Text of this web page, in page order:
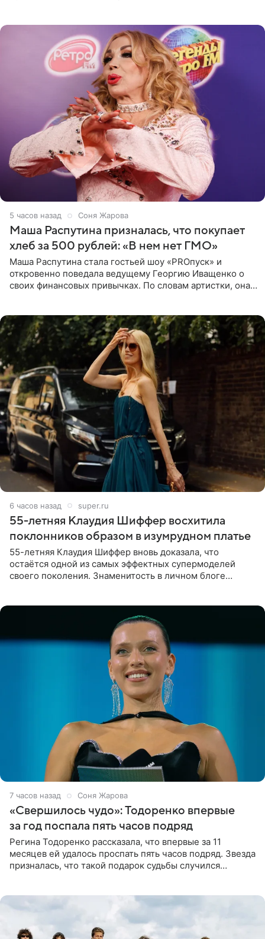
5 часов назад Соня Жарова
Маша Распутина призналась, что покупает
хлеб за 500 рублей: «В нем нет ГМО»
Маша Распутина стала гостьей шоу «PROпуск» и
откровенно поведала ведущему Георгию Иващенко о
своих финансовых привычках. По словам артистки, она
6 часов назад super.ru
55-летняя Клаудия Шиффер восхитила
поклонников образом в изумрудном платье
55-летняя Клаудия Шиффер вновь доказала, что
остаётся одной из самых эффектных супермоделей
своего поколения. Знаменитость в личном блоге
7 часов назад Соня Жарова
«Свершилось чудо»: Тодоренко впервые
за год поспала пять часов подряд
Регина Тодоренко рассказала, что впервые за 11
месяцев ей удалось проспать пять часов подряд. Звезда
призналась, что такой подарок судьбы случился